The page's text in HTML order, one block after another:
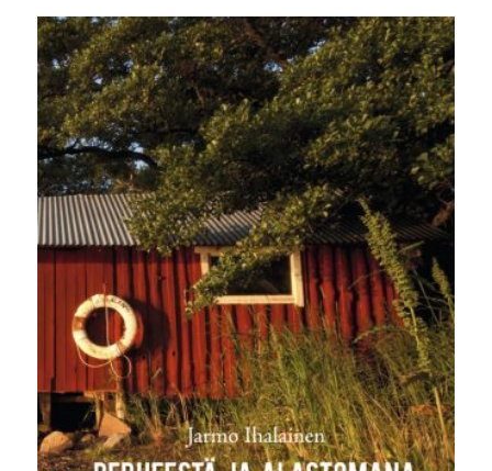
oli:
22,90 €.
on:
2,00 €.